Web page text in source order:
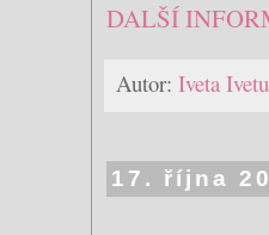
DALŠÍ
Autor: Iveta
17. října